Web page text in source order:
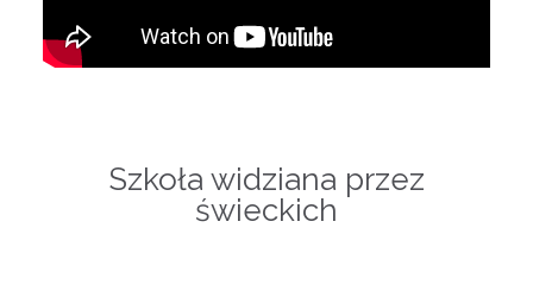
Szkoła widziana przez
świeckich